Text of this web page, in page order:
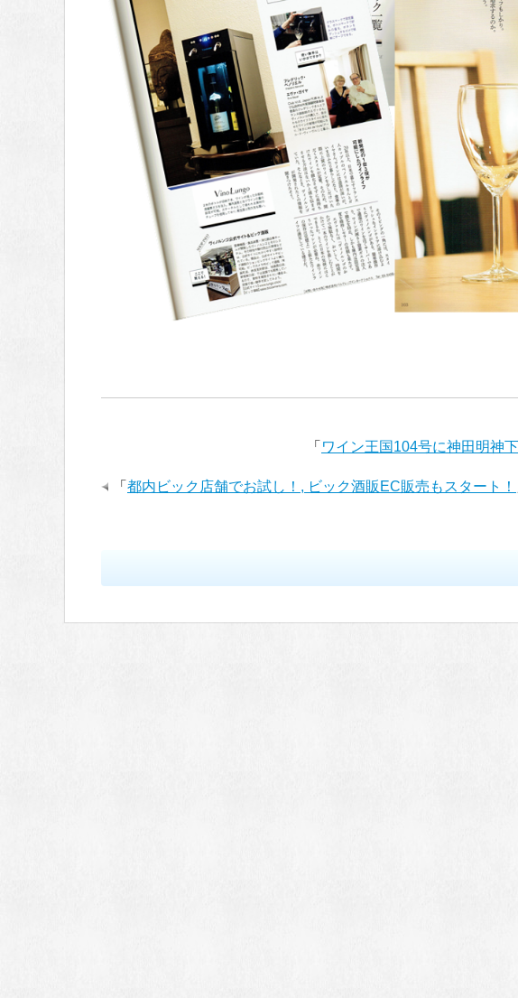
「 ワイン王国104号に神田明神
「 都内ビック店舗でお試し！, ビック酒販EC販売もスタート！